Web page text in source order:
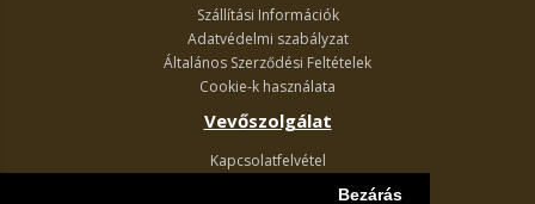
Bezárás
Szállítási Információk
Adatvédelmi szabályzat
Általános Szerződési Feltételek
Cookie-k használata
Vevőszolgálat
Kapcsolatfelvétel